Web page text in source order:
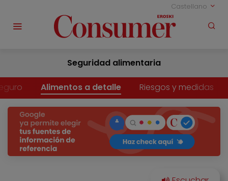
Castellano
Seguridad alimentaria
Alimentos a detalle Riesgos y medidas